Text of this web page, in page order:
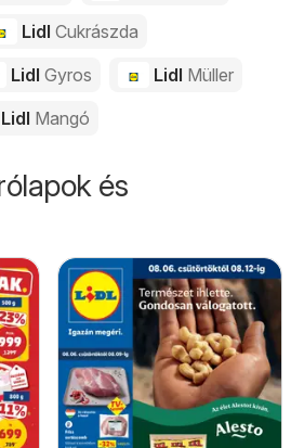
Lidl Cukrászda
Lidl Gyros Lidl Müller
Lidl Mangó
és